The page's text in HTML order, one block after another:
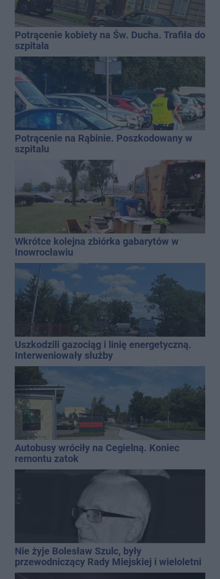
Potrącenie kobiety na Św. Ducha. Trafiła do
szpitala
Potrącenie na Rąbinie. Poszkodowany w
szpitalu
Wkrótce kolejna zbiórka gabarytów w
Inowrocławiu
Uszkodzili gazociąg i linię energetyczną.
Interweniowały służby
Autobusy wróciły na Cegielną. Koniec
remontu zatok
Nie żyje Bolesław Szulc, były
przewodniczący Rady Miejskiej i wieloletni
dyrektor SP 14